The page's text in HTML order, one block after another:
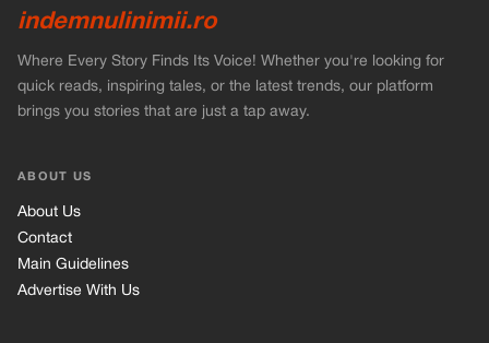
indemnulinimii.ro
Where Every Story Finds Its Voice! Whether you're looking for
quick reads, inspiring tales, or the latest trends, our platform
brings you stories that are just a tap away.
ABOUT US
About Us
Contact
Main Guidelines
Advertise With Us